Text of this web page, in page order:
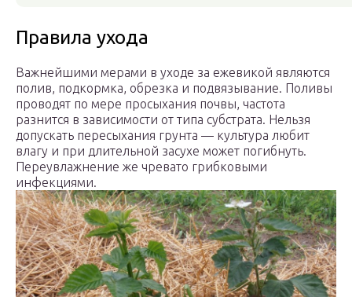
Правила ухода
Важнейшими мерами в уходе за ежевикой являются
полив, подкормка, обрезка и подвязывание. Поливы
проводят по мере просыхания почвы, частота
разнится в зависимости от типа субстрата. Нельзя
допускать пересыхания грунта — культура любит
влагу и при длительной засухе может погибнуть.
Переувлажнение же чревато грибковыми
инфекциями.